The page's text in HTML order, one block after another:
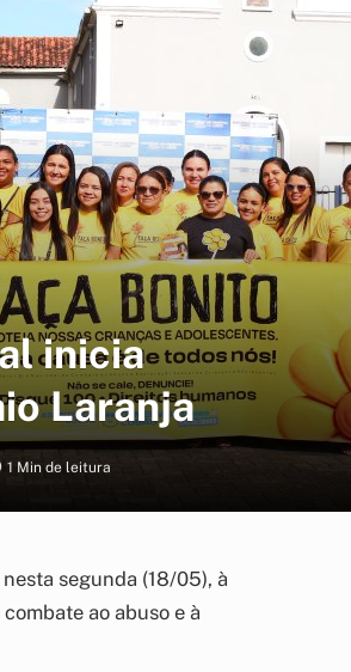
inicia
Laranja
1 Min de leitura
segunda (18/05), à
ao abuso e à